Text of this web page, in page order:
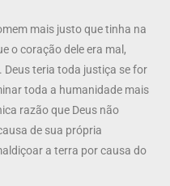
mais justo que tinha na
o coração dele era mal,
Deus teria toda justiça se for
toda a humanidade mais
razão que Deus não
de sua própria
a terra por causa do